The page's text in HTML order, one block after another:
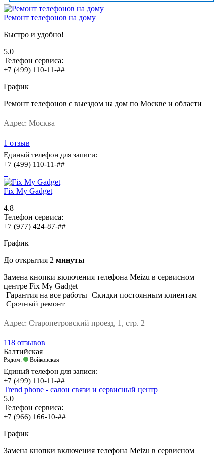
Ремонт телефонов на дому
Быстро и удобно!
5.0
Телефон сервиса:
+7 (499) 110-11-##
График
Ремонт телефонов с выездом на дом по Москве и области
Адрес: Москва
1 отзыв
Единый телефон для записи:
+7 (499) 110-11-##
Fix My Gadget
4.8
Телефон сервиса:
+7 (977) 424-87-##
График
До открытия 2 минуты
Замена кнопки включения телефона Meizu в сервисном
центре Fix My Gadget
Гарантия на все работы Скидки постоянным клиентам
Срочный ремонт
Адрес: Старопетровский проезд, 1, стр. 2
118 отзывов
Балтийская
Рядом: Войковская
Единый телефон для записи:
+7 (499) 110-11-##
Trend phone - салон связи и сервисный центр
5.0
Телефон сервиса:
+7 (966) 166-10-##
График
Замена кнопки включения телефона Meizu в сервисном